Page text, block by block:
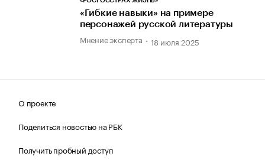
«Гибкие навыки» на примере
персонажей русской литературы
Мнение эксперта 18 июля 2025
О проекте
Поделиться новостью на РБК
Получить пробный доступ